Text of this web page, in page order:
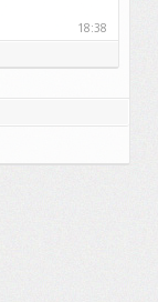
18:38